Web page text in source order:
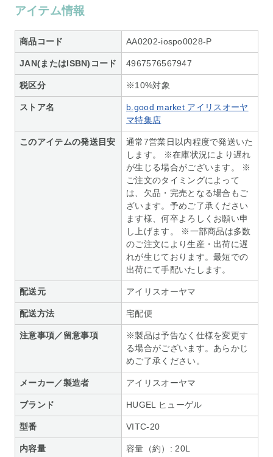
アイテム情報
商品コード AA0202-iospo0028-P
JAN(またはISBN)コード 4967576567947
税区分 ※10%対象
ストア名
b.good market アイリスオーヤ
マ特集店
このアイテムの発送目安
通常7営業日以内程度で発送いた
します。 ※在庫状況により遅れ
が生じる場合がございます。 ※
ご注文のタイミングによって
は、欠品・完売となる場合もご
ざいます。予めご了承ください
ます様、何卒よろしくお願い申
し上げます。 ※一部商品は多数
のご注文により生産・出荷に遅
れが生じております。最短での
出荷にて手配いたします。
配送元 アイリスオーヤマ
配送方法 宅配便
注意事項／留意事項
※製品は予告なく仕様を変更す
る場合がございます。あらかじ
めご了承ください。
メーカー／製造者 アイリスオーヤマ
ブランド HUGEL ヒューゲル
型番 VITC-20
内容量 容量（約）: 20L